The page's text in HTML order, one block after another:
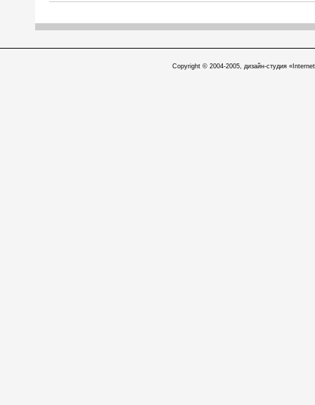
Copyright © 2004-2005, дизайн-студия